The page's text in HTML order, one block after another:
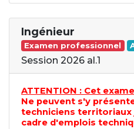
Ingénieur
Examen professionnel
Session 2026 al.1
ATTENTION : Cet
Ne peuvent s'y
techniciens territoriaux
cadre d'emplois